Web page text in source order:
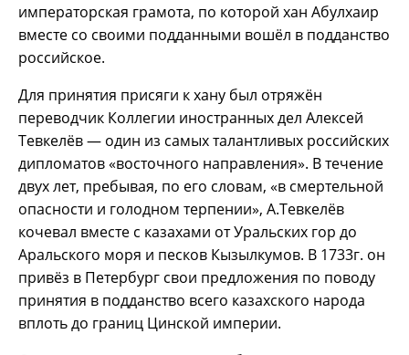
императорская грамота, по которой хан Абулхаир
вместе со своими подданными вошёл в подданство
российское.
Для принятия присяги к хану был отряжён
переводчик Коллегии иностранных дел Алексей
Тевкелёв — один из самых талантливых российских
дипломатов «восточного направления». В течение
двух лет, пребывая, по его словам, «в смертельной
опасности и голодном терпении», А.Тевкелёв
кочевал вместе с казахами от Уральских гор до
Аральского моря и песков Кызылкумов. В 1733г. он
привёз в Петербург свои предложения по поводу
принятия в подданство всего казахского народа
вплоть до границ Цинской империи.